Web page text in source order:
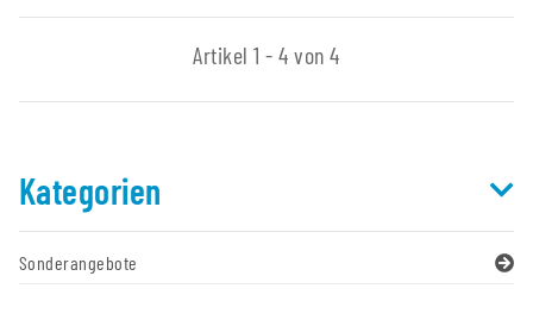
Artikel 1 - 4 von 4
Kategorien
Sonderangebote